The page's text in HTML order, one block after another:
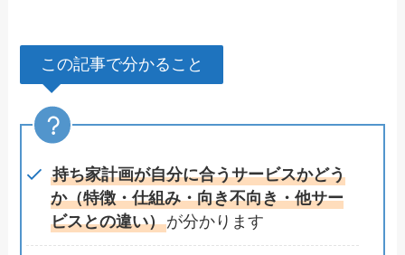
この記事で分かること
持ち家計画が自分に合うサービスかどう
か（特徴・仕組み・向き不向き・他サー
ビスとの違い）が分かります